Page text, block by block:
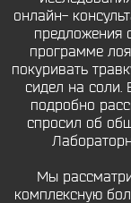
онлайн-
предложения
программе
покуривать
сидел на соли.
подробно
спросил об
Мы
комплексную